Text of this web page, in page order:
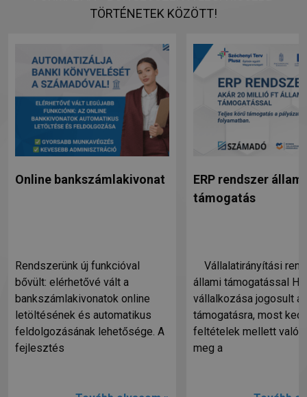
TÖRTÉNETEK KÖZÖTT!
Online bankszámlakivonat
Rendszerünk új funkcióval
bővült: elérhetővé vált a
bankszámlakivonatok online
letöltésének és automatikus
feldolgozásának lehetősége. A
fejlesztés
ERP rendszer állami
támogatás
Vállalatirányítási
állami támogatással Ha
vállalkozása jogosult
támogatásra, most
feltételek mellett
meg a